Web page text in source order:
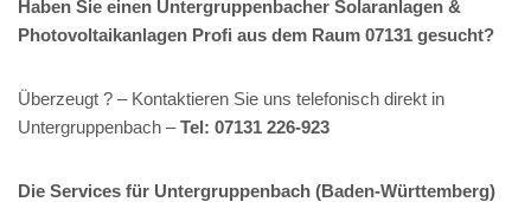
Haben Sie einen Untergruppenbacher Solaranlagen &
Photovoltaikanlagen Profi aus dem Raum 07131 gesucht?
Überzeugt ? – Kontaktieren Sie uns telefonisch direkt in
Untergruppenbach –Tel: 07131 226-923
Die Services für Untergruppenbach (Baden-Württemberg)